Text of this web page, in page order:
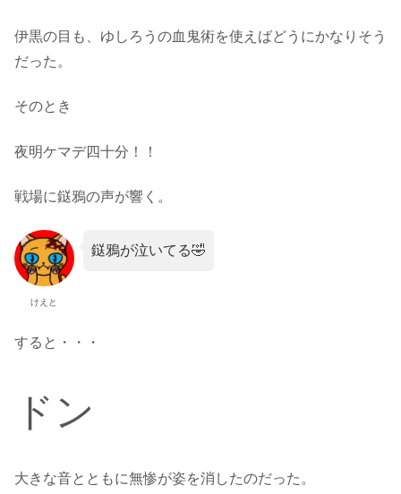
伊黒の目も、ゆしろうの血鬼術を使えばどうにかなりそう
だった。
そのとき
夜明ケマデ四十分！！
戦場に鎹鴉の声が響く。
けえと
鎹鴉が泣いてる🤣
すると・・・
ドン
大きな音とともに無惨が姿を消したのだった。